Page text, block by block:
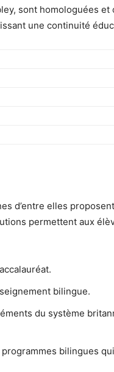
sont homologuées
une continuité
d’entre elles
permettent aux
bilingue.
du système
bilingues